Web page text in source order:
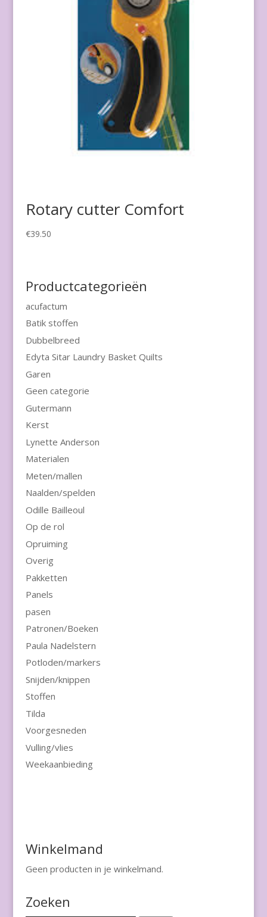
Rotary cutter Comfort
€39.50
Productcategorieën
acufactum
Batik stoffen
Dubbelbreed
Edyta Sitar Laundry Basket Quilts
Garen
Geen categorie
Gutermann
Kerst
Lynette Anderson
Materialen
Meten/mallen
Naalden/spelden
Odille Bailleoul
Op de rol
Opruiming
Overig
Pakketten
Panels
pasen
Patronen/Boeken
Paula Nadelstern
Potloden/markers
Snijden/knippen
Stoffen
Tilda
Voorgesneden
Vulling/vlies
Weekaanbieding
Winkelmand
Geen producten in je winkelmand.
Zoeken